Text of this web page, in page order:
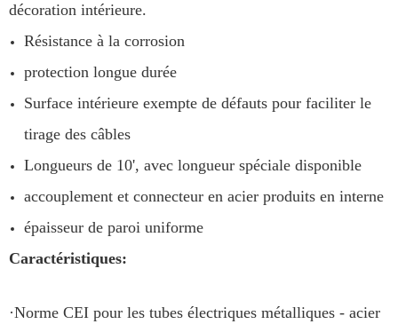
décoration intérieure.
Résistance à la corrosion
protection longue durée
Surface intérieure exempte de défauts pour faciliter le
tirage des câbles
Longueurs de 10', avec longueur spéciale disponible
accouplement et connecteur en acier produits en interne
épaisseur de paroi uniforme
Caractéristiques:
·Norme CEI pour les tubes électriques métalliques - acier